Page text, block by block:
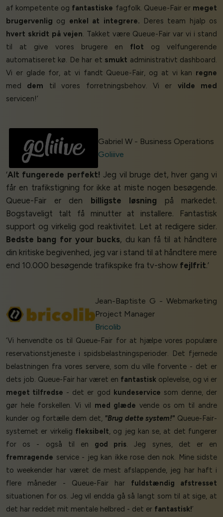
af kompetente og fantastiske fagfolk. Queue-Fair er meget
brugervenlig og enkel at integrere. Deres team hjalp os
hvert skridt på vejen. Takket være Queue-Fair var vi i stand
til at give vores brugere en flot og velfungerende
automatiseret kø. De har et smukt administrativt dashboard.
Vi er glade for, at vi fandt Queue-Fair, og at vi kan regne
med dem til vores forretningsbehov. Vi er vilde med
servicen!’
Gabriel W - Business Operations
Goliiive
‘Alt fungerede perfekt! Jeg vil bruge det, hver gang vi
får en trafikstigning for ikke at miste nogen besøgende.
Queue-Fair er den billigste løsning på markedet.
Bogstaveligt talt få minutter at installere. Fantastisk
support og virkelig god reaktivitet. Let at redigere sider.
Bedste bang for your bucks, du kan få til at håndtere
din kritiske begivenhed, jeg var i stand til at håndtere mere
end 10.000 besøgende trafikspike fra tv-show fejlfrit.’
Jean-Baptiste G - Webmarketing
Project Manager
Bricolib
‘Vi henvendte os til Queue-Fair for at hjælpe vores populære
reservationstjeneste i spidsbelastningsperioder. Det fjernede
belastningen fra vores servere, som du ville forvente - det er
dets job. Queue-Fair har været en fantastisk oplevelse, og vi er
meget tilfredse - det er god kundeservice som denne, der
gør hele forskellen. Vi vil med glæde vende os om til andre
kunder og fortælle dem det, "Brug dette system!" Queue-Fair-
systemet er virkelig fleksibelt , og jeg kan se, at det fungerer
for os - også til en god pris . Jeg synes, det er en
fremragende service - jeg kan ikke rose den nok. Mine sidste
to weekender har været de mest afslappende, jeg har haft i
flere måneder - Queue-Fair har fuldstændig afstresset
situationen for os. Jeg vil endda gå så langt som til at sige, at
det har reddet mit mentale helbred - det er fantastisk!’